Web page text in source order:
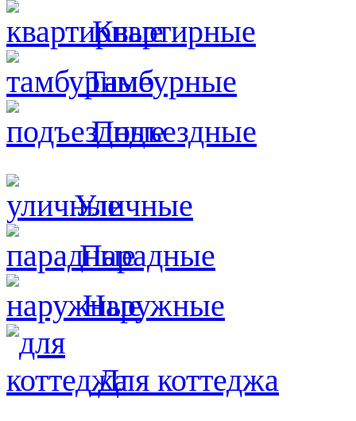
Квартирные
Тамбурные
Подъездные
Уличные
Парадные
Наружные
Для коттеджа